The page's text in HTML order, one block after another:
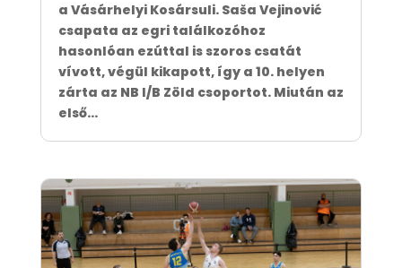
a Vásárhelyi Kosársuli. Saša Vejinović
csapata az egri találkozóhoz
hasonlóan ezúttal is szoros csatát
vívott, végül kikapott, így a 10. helyen
zárta az NB I/B Zöld csoportot. Miután az
első...